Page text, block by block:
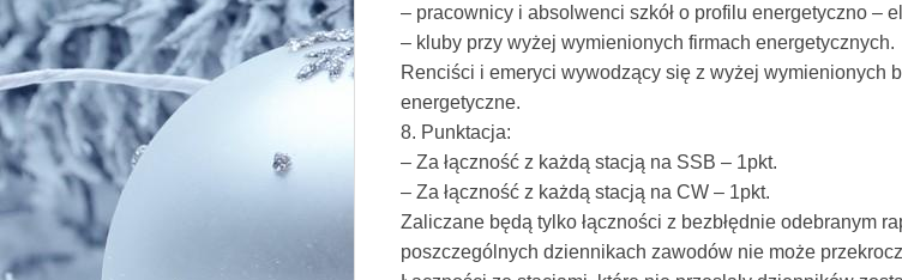
– pracownicy i absolwenci szkół o profilu energetyczno –
– kluby przy wyżej wymienionych firmach energetycznych.
Renciści i emeryci wywodzący się z wyżej wymienionych
energetyczne.
8. Punktacja:
– Za łączność z każdą stacją na SSB – 1pkt.
– Za łączność z każdą stacją na CW – 1pkt.
Zaliczane będą tylko łączności z bezbłędnie odebranym
poszczególnych dziennikach zawodów nie może